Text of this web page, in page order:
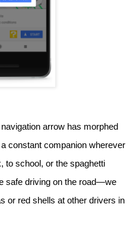
arrow has morphed
constant companion wherever
to school, or the spaghetti
safe driving on the road—we
or red shells at other drivers in